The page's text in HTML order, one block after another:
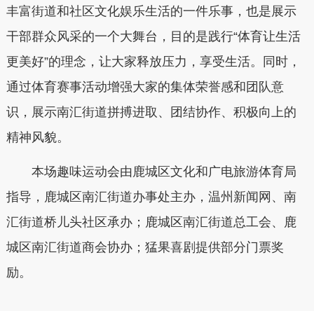
丰富街道和社区文化娱乐生活的一件乐事，也是展示
干部群众风采的一个大舞台，目的是践行“体育让生活
更美好”的理念，让大家释放压力，享受生活。同时，
通过体育赛事活动增强大家的集体荣誉感和团队意
识，展示南汇街道拼搏进取、团结协作、积极向上的
精神风貌。
本场趣味运动会由鹿城区文化和广电旅游体育局
指导，鹿城区南汇街道办事处主办，温州新闻网、南
汇街道桥儿头社区承办；鹿城区南汇街道总工会、鹿
城区南汇街道商会协办；猛果喜剧提供部分门票奖
励。